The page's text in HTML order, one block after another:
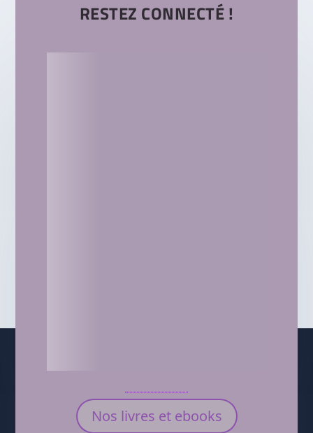
RESTEZ CONNECTÉ !
Nos livres et ebooks